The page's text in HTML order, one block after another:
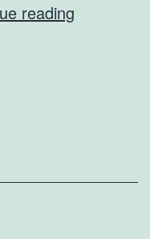
reading